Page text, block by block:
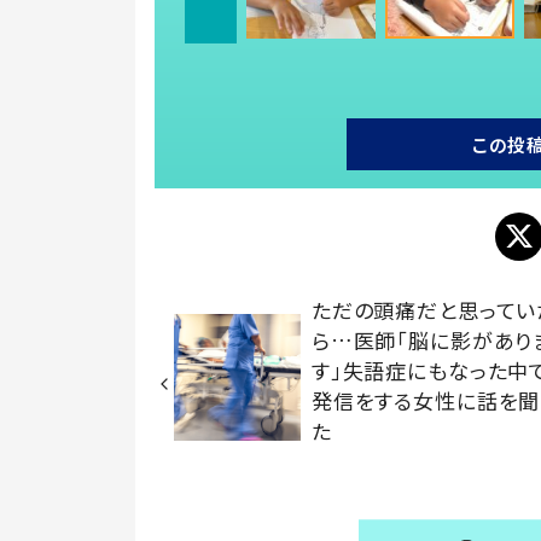
この投
ただの頭痛だと思って
ら…医師「脳に影があり
す」失語症にもなった中
発信をする女性に話を
た